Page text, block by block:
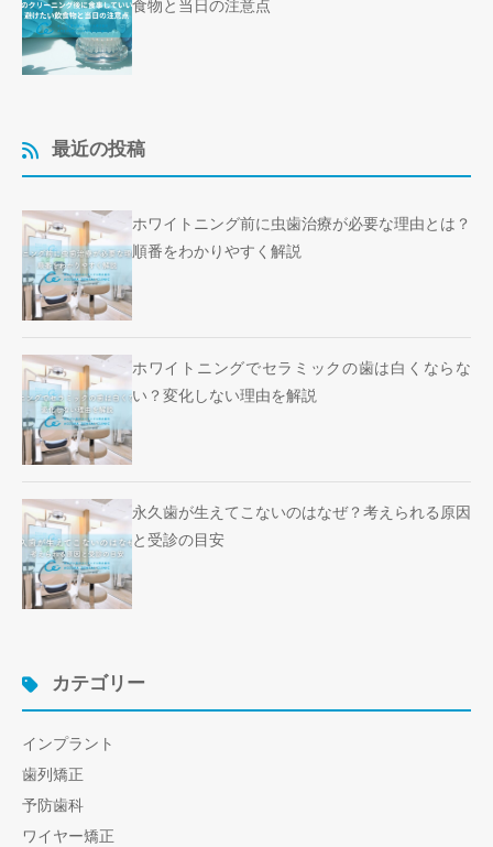
食物と当日の注意点
最近の投稿
ホワイトニング前に虫歯治療が必要な理由とは？
順番をわかりやすく解説
ホワイトニングでセラミックの歯は白くならな
い？変化しない理由を解説
永久歯が生えてこないのはなぜ？考えられる原因
と受診の目安
カテゴリー
インプラント
歯列矯正
予防歯科
ワイヤー矯正